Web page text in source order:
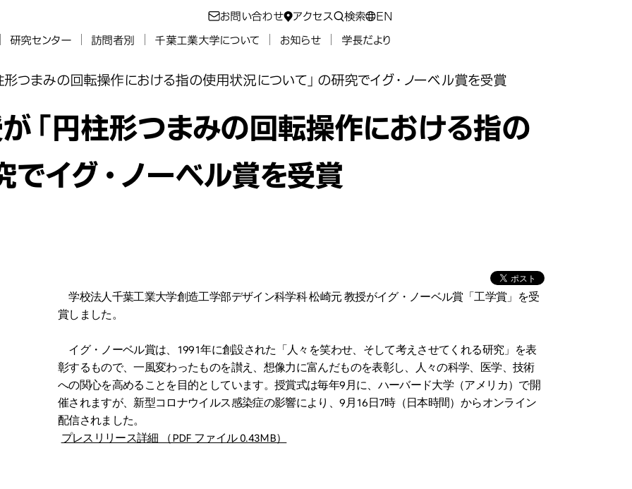
お問い合わせ アクセス 検索 EN
研究センター 訪問者別 千葉工業大学について お知らせ 学長だより
つまみの回転操作における指の使用状況について」の研究でイグ・ノーベル賞を受賞
「円柱形つまみの回転操作における指の
イグ・ノーベル賞を受賞
学校法人千葉工業大学創造工学部デザイン科学科 松崎元 教授がイグ・ノーベル賞「工学賞」を受
賞しました。
イグ・ノーベル賞は、1991年に創設された「人々を笑わせ、そして考えさせてくれる研究」を表
彰するもので、一風変わったものを讃え、想像力に富んだものを表彰し、人々の科学、医学、技術
への関心を高めることを目的としています。授賞式は毎年9月に、ハーバード大学（アメリカ）で開
催されますが、新型コロナウイルス感染症の影響により、9月16日7時（日本時間）からオンライン
配信されました。
プレスリリース詳細 （PDF ファイル 0.43MB）